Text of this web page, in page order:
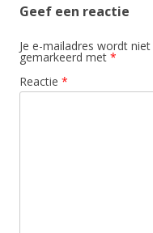
Geef een reactie
Je e-mailadres wordt
gemarkeerd met *
Reactie *